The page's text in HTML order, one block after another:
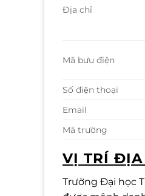
Địa chỉ
Mã bưu điện
Số điện thoại
Email
Mã trường
VỊ TRÍ ĐỊA
Trường Đại học